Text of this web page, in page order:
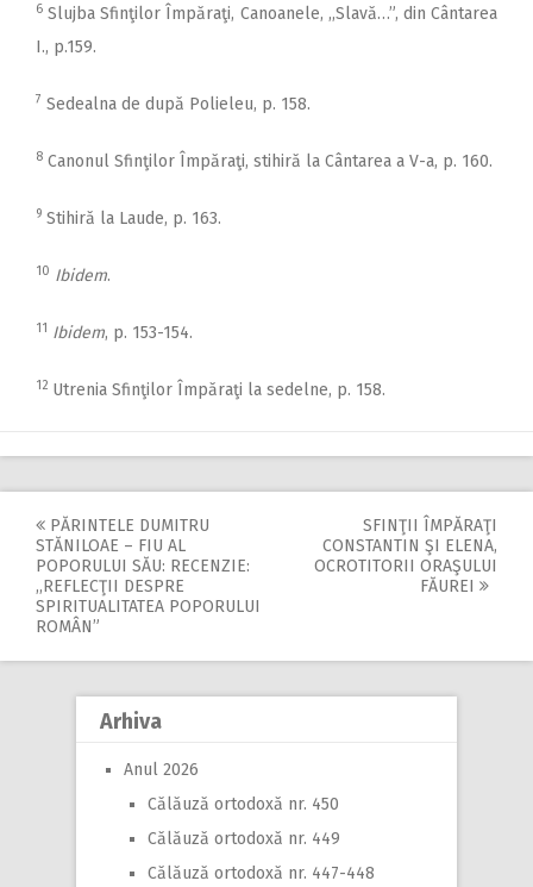
6 Slujba Sfinţilor Împăraţi, Canoanele, ,,Slavă…”, din Cântarea
I., p.159.
7 Sedealna de după Polieleu, p. 158.
8 Canonul Sfinţilor Împăraţi, stihiră la Cântarea a V-a, p. 160.
9 Stihiră la Laude, p. 163.
10 Ibidem.
11 Ibidem, p. 153-154.
12 Utrenia Sfinţilor Împăraţi la sedelne, p. 158.
Post
navigation
PĂRINTELE DUMITRU
STĂNILOAE – FIU AL
POPORULUI SĂU: RECENZIE:
,,REFLECŢII DESPRE
SPIRITUALITATEA POPORULUI
ROMÂN”
SFINŢII ÎMPĂRAŢI
CONSTANTIN ŞI ELENA,
OCROTITORII ORAŞULUI
FĂUREI
Arhiva
Anul 2026
Călăuză ortodoxă nr. 450
Călăuză ortodoxă nr. 449
Călăuză ortodoxă nr. 447-448